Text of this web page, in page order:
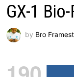
GX-1
by Bro